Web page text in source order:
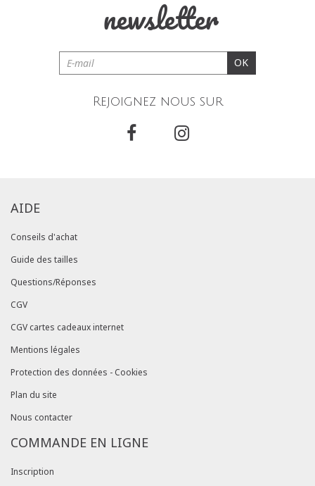
newsletter
OK
Rejoignez nous sur
AIDE
Conseils d'achat
Guide des tailles
Questions/Réponses
CGV
CGV cartes cadeaux internet
Mentions légales
Protection des données - Cookies
Plan du site
Nous contacter
COMMANDE EN LIGNE
Inscription